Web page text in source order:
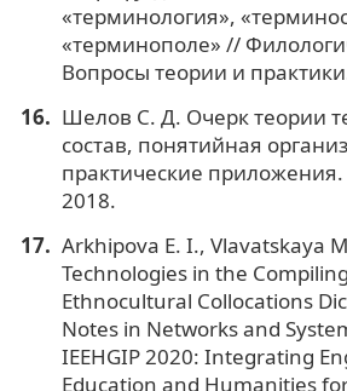
«терминология»,
«терминополе» //
Вопросы теории и
Шелов С. Д. Очерк теории
состав, понятийная
практические
2018.
Arkhipova E. I., Vlavatskaya
Technologies in the
Ethnocultural Collocations
Notes in Networks and
IEEHGIP 2020: Integrating
Education and Humanities